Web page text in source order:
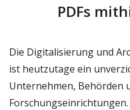
PDFs
Die Digitalisierung und
ist heutzutage ein
Unternehmen, Behörden